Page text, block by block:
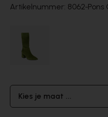
Artikelnummer: 8062 Pons
Kies je maat ...